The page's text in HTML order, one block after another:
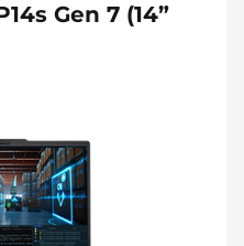
Gen 7 (14”